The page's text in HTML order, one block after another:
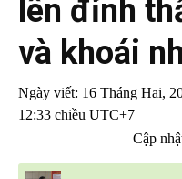
lên đỉnh
và khoái
Ngày viết: 16 Tháng Hai,
12:33 chiều UTC+7
Cập